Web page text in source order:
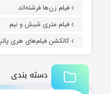
فیلم زن‌ها فرشته‌اند
فیلم متری شیش و نیم
کالکشن فیلم‌های هری پاتر
دسته بندی